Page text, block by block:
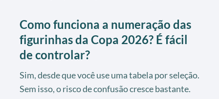
Como funciona a numeração das
figurinhas da Copa 2026? É fácil
de controlar?
Sim, desde que você use uma tabela por seleção.
Sem isso, o risco de confusão cresce bastante.